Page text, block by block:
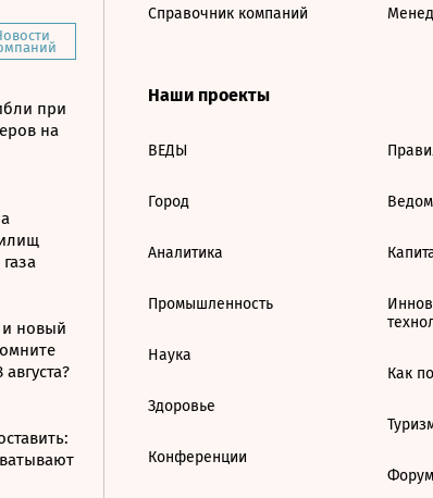
при
на
новый
Справочник компаний
Наши проекты
ВЕДЫ
Город
Аналитика
Промышленность
Наука
Здоровье
Конференции
Как
Форум